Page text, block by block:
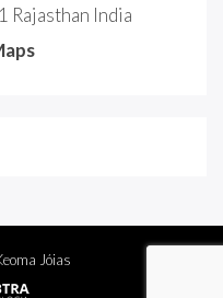
Rajasthan India
Jóias